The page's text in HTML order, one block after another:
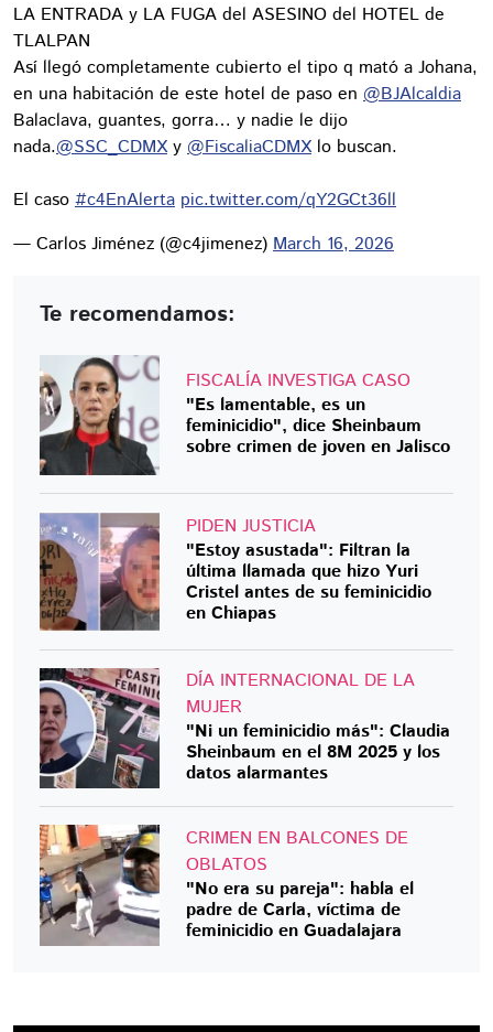
LA ENTRADA y LA FUGA del ASESINO del HOTEL de
TLALPAN
Así llegó completamente cubierto el tipo q mató a Johana,
en una habitación de este hotel de paso en @BJAlcaldia
Balaclava, guantes, gorra… y nadie le dijo
nada.@SSC_CDMXy @FiscaliaCDMXlo buscan.
El caso #c4EnAlerta pic.twitter.com/qY2GCt36ll
— Carlos Jiménez (@c4jimenez) March 16, 2026
Te recomendamos:
FISCALÍA INVESTIGA CASO
"Es lamentable, es un
feminicidio", dice Sheinbaum
sobre crimen de joven en Jalisco
PIDEN JUSTICIA
"Estoy asustada": Filtran la
última llamada que hizo Yuri
Cristel antes de su feminicidio
en Chiapas
DÍA INTERNACIONAL DE LA
MUJER
"Ni un feminicidio más": Claudia
Sheinbaum en el 8M 2025 y los
datos alarmantes
CRIMEN EN BALCONES DE
OBLATOS
"No era su pareja": habla el
padre de Carla, víctima de
feminicidio en Guadalajara